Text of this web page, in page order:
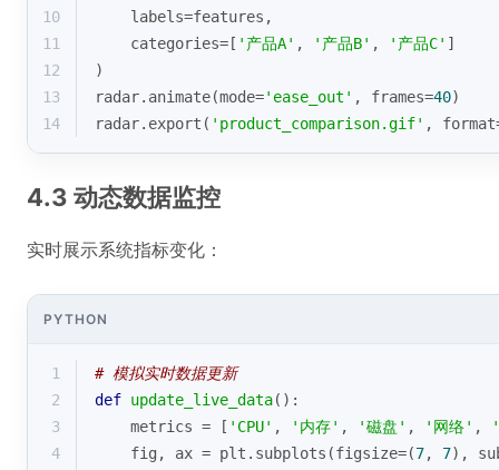
10
    labels=features,
11
    categories=[
'产品A' , '产品B' , '产品C' ]
12
)
13
radar.animate(mode='ease_out' , frames=40)
14
radar.export( 'product_comparison.gif' , format
4.3 动态数据监控
实时展示系统指标变化：
PYTHON
1
# 模拟实时数据更新
2
def update_live_data():
3
    metrics = [
'CPU' , '内存' , '磁盘' , '网络' ,
4
    fig, ax = plt.subplots(figsize=(
7, 7),